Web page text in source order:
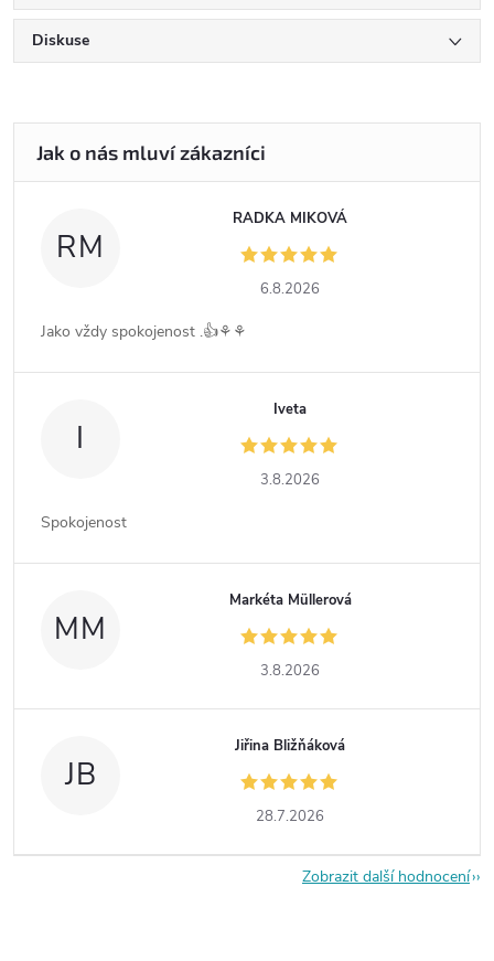
Diskuse
RM
RADKA MIKOVÁ
6.8.2026
Jako vždy spokojenost .👍⚘️⚘️
I
Iveta
3.8.2026
Spokojenost
MM
Markéta Müllerová
3.8.2026
JB
Jiřina Bližňáková
28.7.2026
Zobrazit další hodnocení